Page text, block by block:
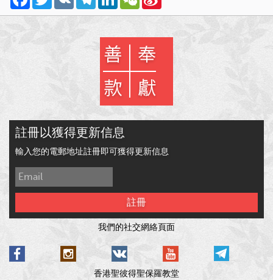
註冊以獲得更新信息
輸入您的電郵地址註冊即可獲得更新信息
註冊
我們的社交網絡頁面
香港聖彼得聖保羅教堂